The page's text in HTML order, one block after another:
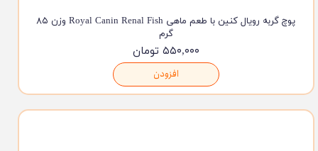
پوچ گربه رویال کنین با طعم ماهی Royal Canin Renal Fish وزن ۸۵
گرم
۵۵۰,۰۰۰ تومان
افزودن